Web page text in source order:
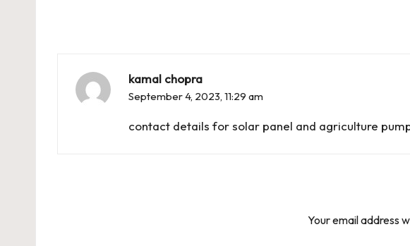
kamal chopra
September 4, 2023, 11:29 am
contact details for solar panel and agriculture
Your email address